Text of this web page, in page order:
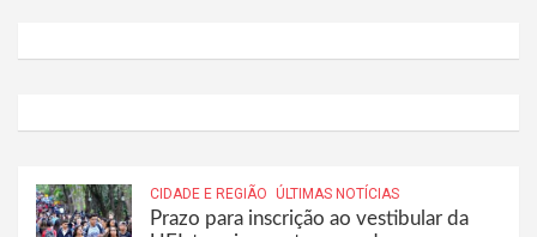
CIDADE E REGIÃO ÚLTIMAS NOTÍCIAS
Prazo para inscrição ao vestibular da